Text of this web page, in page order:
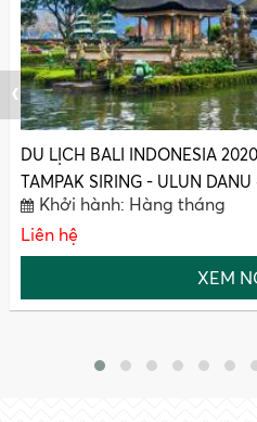
Du Lịch Hàn Quốc 2020(Mới) :
EVERLAND – HOÀNG
Khởi hành: Hàng tháng
Liên hệ
XEM
‹